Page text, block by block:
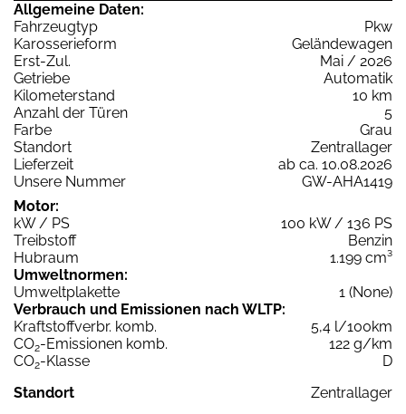
Allgemeine Daten:
Fahrzeugtyp
Pkw
Karosserieform
Geländewagen
Erst-Zul.
Mai / 2026
Getriebe
Automatik
Kilometerstand
10 km
Anzahl der Türen
5
Farbe
Grau
Standort
Zentrallager
Lieferzeit
ab ca. 10.08.2026
Unsere Nummer
GW-AHA1419
Motor:
kW / PS
100 kW / 136 PS
Treibstoff
Benzin
Hubraum
1.199 cm³
Umweltnormen:
Umweltplakette
1 (None)
Verbrauch und Emissionen nach WLTP:
Kraftstoffverbr. komb.
5,4 l/100km
CO2-Emissionen komb.
122 g/km
CO2-Klasse
D
Standort
Zentrallager